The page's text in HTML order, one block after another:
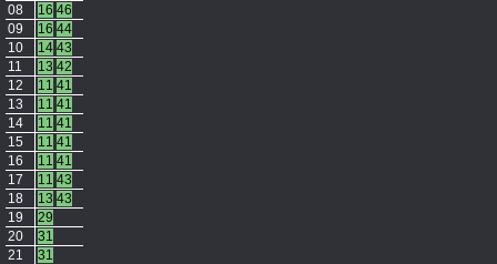
08
16 46
09
16 44
10
14 43
11
13 42
12
11 41
13
11 41
14
11 41
15
11 41
16
11 41
17
11 43
18
13 43
19
29
20
31
21
31